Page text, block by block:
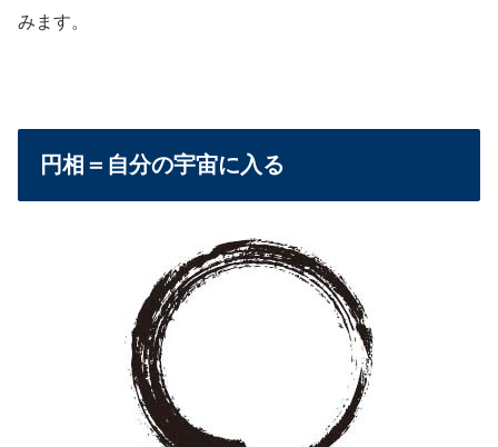
みます。
円相＝自分の宇宙に入る